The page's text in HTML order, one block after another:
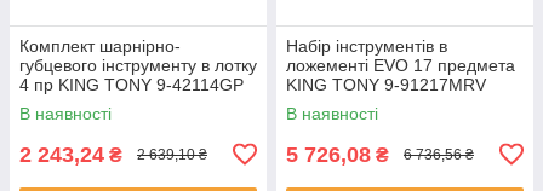
Комплект шарнірно-
губцевого інструменту в лотку
4 пр KING TONY 9-42114GP
(Тайвань)
В наявності
2 243,24 ₴ 2 639,10 ₴
Набір інструментів в
ложементі EVO 17 предмета
KING TONY 9-91217MRV
(Тайвань)
В наявності
5 726,08 ₴ 6 736,56 ₴